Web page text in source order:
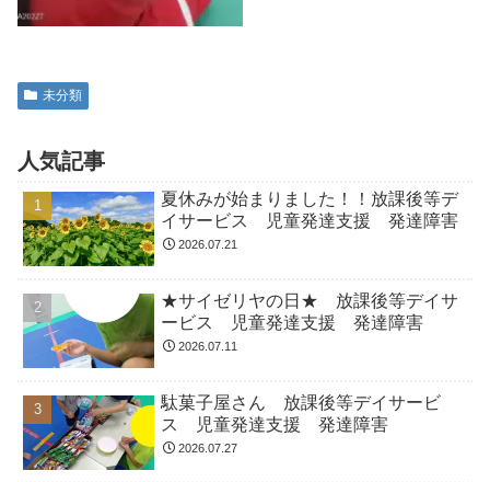
未分類
人気記事
夏休みが始まりました！！放課後等デ
イサービス 児童発達支援 発達障害
2026.07.21
★サイゼリヤの日★ 放課後等デイサ
ービス 児童発達支援 発達障害
2026.07.11
駄菓子屋さん 放課後等デイサービ
ス 児童発達支援 発達障害
2026.07.27